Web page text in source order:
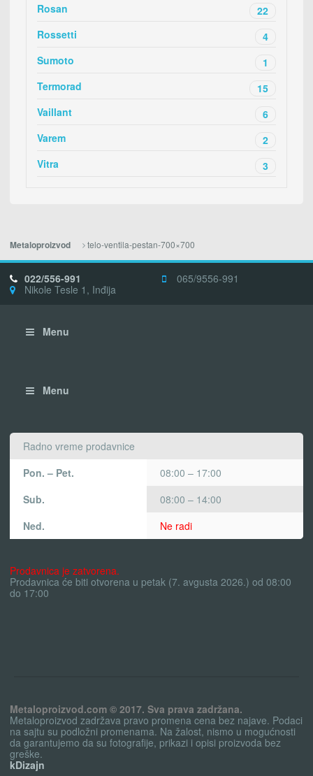
Rosan
22
Rossetti
4
Sumoto
1
Termorad
15
Vaillant
6
Varem
2
Vitra
3
Metaloproizvod telo-ventila-pestan-700×700
022/556-991
065/9556-991
Nikole Tesle 1, Inđija
Menu
Menu
Radno vreme prodavnice
Pon. – Pet.
08:00 – 17:00
Sub.
08:00 – 14:00
Ned.
Ne radi
Prodavnica je zatvorena.
Prodavnica će biti otvorena u petak (7. avgusta 2026.) od 08:00
do 17:00
Metaloproizvod.com © 2017. Sva prava zadržana.
Metaloproizvod zadržava pravo promena cena bez najave. Podaci
na sajtu su podložni promenama. Na žalost, nismo u mogućnosti
da garantujemo da su fotografije, prikazi i opisi proizvoda bez
greške.
kDizajn